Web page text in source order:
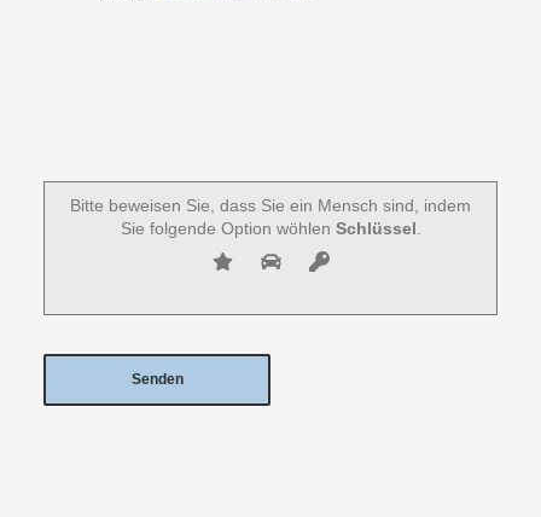
Bitte beweisen Sie, dass Sie ein Mensch sind, indem
Sie folgende Option wöhlen Schlüssel